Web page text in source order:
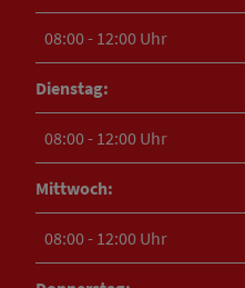
08:00 - 12:00 Uhr
Dienstag:
08:00 - 12:00 Uhr
Mittwoch:
08:00 - 12:00 Uhr